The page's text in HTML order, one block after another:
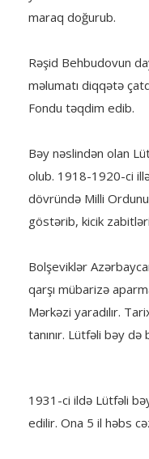
maraq doğurub.
Rəşid Behbudovun
məlumatı diqqətə
Fondu təqdim edib.
Bəy nəslindən olan
olub. 1918-1920-ci
dövründə Milli
göstərib, kicik
Bolşeviklər
qarşı mübarizə
Mərkəzi yaradılır.
tanınır. Lütfəli bəy
1931-ci ildə Lütfəli
edilir. Ona 5 il həbs